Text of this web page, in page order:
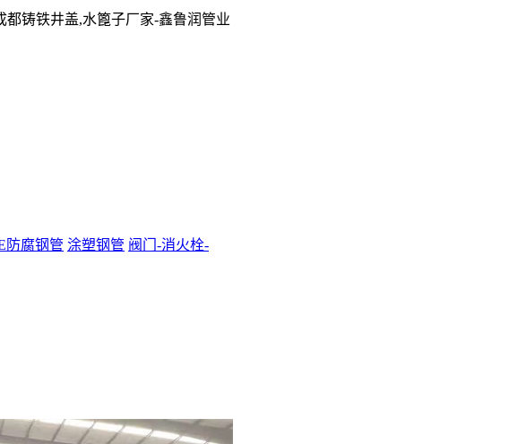
铸铁井盖,水篦子厂家-鑫鲁润管业
防腐钢管 涂塑钢管 阀门-消火栓-